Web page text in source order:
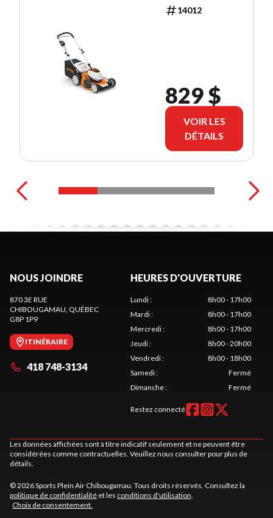
14012
829 $
VOIR LES
DÉTAILS
NOUS JOINDRE
870 3E RUE
CHIBOUGAMAU , QUÉBEC
G8P 1P9
ITINÉRAIRE
418 748-3134
HEURES D'OUVERTURE
Lundi:
8h00 - 17h00
Mardi:
8h00 - 17h00
Mercredi:
8h00 - 17h00
Jeudi:
8h00 - 20h00
Vendredi:
8h00 - 18h00
Samedi:
Fermé
Dimanche: Fermé
Restez connecté
Les données affichées sont à titre indicatif seulement et ne peuvent être
considérées comme contractuelles. Veuillez nous consulter pour plus de
détails.
© 2026 Sports Plein Air Chibougamau. Tous droits réservés. Consultez la
politique de confidentialité et les conditions d'utilisation
Choix de consentement.